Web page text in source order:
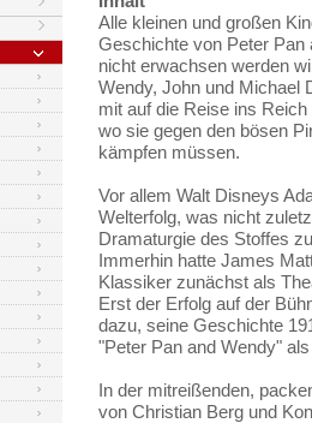
Alle kleinen und großen
Geschichte von Peter Pan
nicht erwachsen werden
Wendy, John und Michael
mit auf die Reise ins
wo sie gegen den bösen
kämpfen müssen.
Vor allem Walt Disneys
Welterfolg, was nicht
Dramaturgie des Stoffes
Immerhin hatte James
Klassiker zunächst als
Erst der Erfolg auf der
dazu, seine Geschichte
"Peter Pan and Wendy"
In der mitreißenden,
von Christian Berg und